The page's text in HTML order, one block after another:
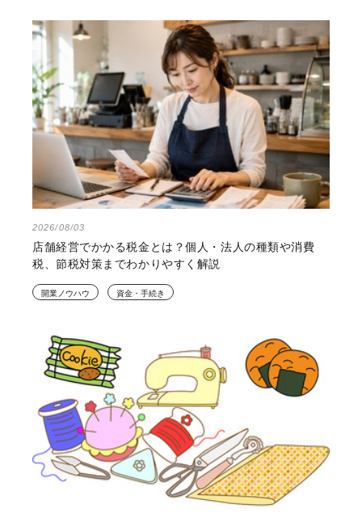
2026/08/03
店舗経営でかかる税金とは？個人・法人の種類や消費
税、節税対策までわかりやすく解説
開業ノウハウ 資金・手続き